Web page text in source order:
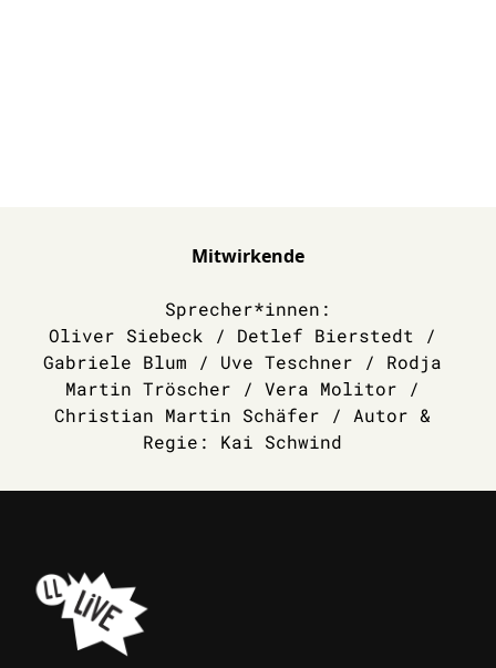
Mitwirkende
Sprecher*innen:
Oliver Siebeck / Detlef Bierstedt /
Gabriele Blum / Uve Teschner / Rodja
Martin Tröscher / Vera Molitor /
Christian Martin Schäfer / Autor &
Regie: Kai Schwind